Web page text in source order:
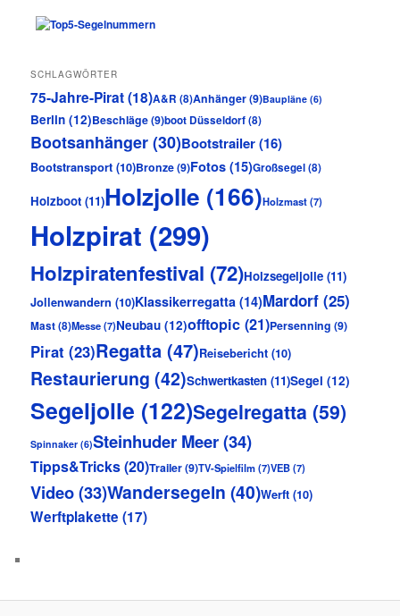
SCHLAGWÖRTER
75-Jahre-Pirat(18)A&R (8)Anhänger(9)Baupläne (6)
Berlin (12)Beschläge(9)boot Düsseldorf(8)
Bootsanhänger(30)Bootstrailer(16)
Bootstransport (10)Bronze(9)Fotos(15)Großsegel(8)
Holzboot (11)Holzjolle (166)Holzmast(7)
Holzpirat (299)
Holzpiratenfestival (72)Holzsegeljolle (11)
Jollenwandern (10)Klassikerregatta (14)Mardorf (25)
Mast(8)Messe(7)Neubau (12)offtopic (21)Persenning (9)
Pirat (23)Regatta (47)Reisebericht (10)
Restaurierung (42)Schwertkasten (11)Segel (12)
Segeljolle (122)Segelregatta (59)
Spinnaker (6)Steinhuder Meer(34)
Tipps&Tricks(20)Trailer(9)TV-Spielfilm(7)VEB(7)
Video(33)Wandersegeln (40)Werft (10)
Werftplakette (17)